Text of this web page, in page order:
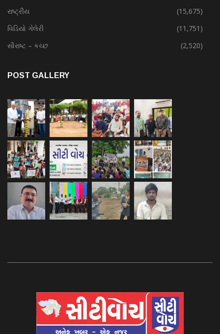
રાષ્ટ્રીય
(15,675)
વિડિયો ગેલેરી
(11,751)
સૌરાષ્ટ – કચ્છ
(2,520)
POST GALLERY